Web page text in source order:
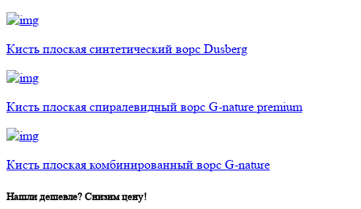
Кисть плоская синтетический ворс Dusberg
Кисть плоская спиралевидный ворс G-nature premium
Кисть плоская комбинированный ворс G-nature
Нашли дешевле? Снизим цену!